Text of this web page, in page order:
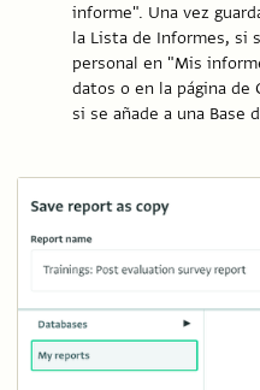
informe". Una vez
la Lista de Informes, si
personal en "Mis
datos o en la página de
si se añade a una Base